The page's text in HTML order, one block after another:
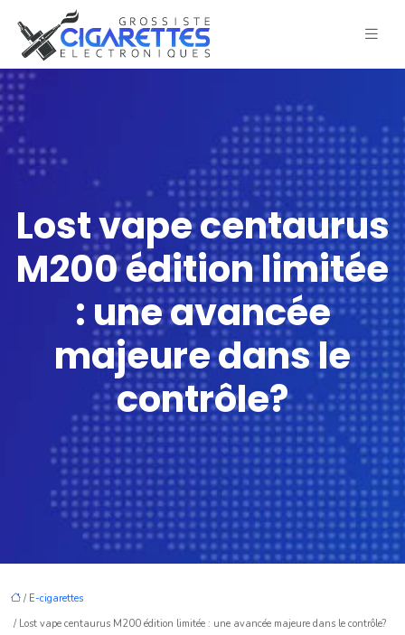
Lost vape centaurus
M200 édition limitée
: une avancée
majeure dans le
contrôle?
/ E-cigarettes
/ Lost vape centaurus M200 édition limitée : une avancée majeure dans le contrôle?